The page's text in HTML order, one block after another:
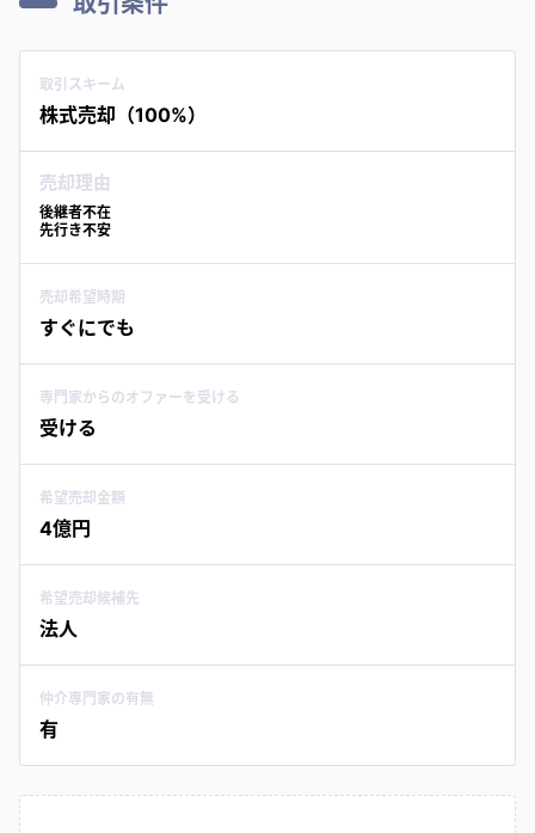
取引スキーム
株式売却（100%）
売却理由
後継者不在
先行き不安
売却希望時期
すぐにでも
専門家からのオファーを受ける
受ける
希望売却金額
4億円
希望売却候補先
法人
仲介専門家の有無
有